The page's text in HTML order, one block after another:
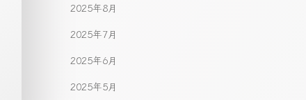
2025年8月
2025年7月
2025年6月
2025年5月